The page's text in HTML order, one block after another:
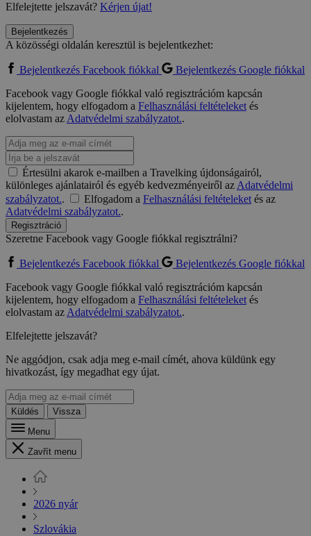
Elfelejtette jelszavát? Kérjen újat!
Bejelentkezés
A közösségi oldalán keresztül is bejelentkezhet:
Bejelentkezés Facebook fiókkal
Bejelentkezés Google fiókkal
Facebook vagy Google fiókkal való regisztrációm kapcsán
kijelentem, hogy elfogadom a Felhasználási feltételeketés
elolvastam azAdatvédelmi szabályzatot..
Értesülni akarok e-mailben a Travelking újdonságairól,
különleges ajánlatairól és egyéb kedvezményeiről azAdatvédelmi
szabályzatot.. Elfogadom a Felhasználási feltételeketés az
Adatvédelmi szabályzatot..
Regisztráció
Szeretne Facebook vagy Google fiókkal regisztrálni?
Bejelentkezés Facebook fiókkal
Bejelentkezés Google fiókkal
Facebook vagy Google fiókkal való regisztrációm kapcsán
kijelentem, hogy elfogadom a Felhasználási feltételeketés
elolvastam azAdatvédelmi szabályzatot..
Elfelejtette jelszavát?
Ne aggódjon, csak adja meg e-mail címét, ahova küldünk egy
hivatkozást, így megadhat egy újat.
Küldés
Vissza
Menu
Zavřít menu
2026 nyár
Szlovákia